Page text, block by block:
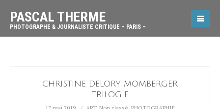
PASCAL THERME
PHOTOGRAPHE & JOURNALISTE CRITIQUE – PARIS –
CHRISTINE DELORY MOMBERGER
TRILOGIE